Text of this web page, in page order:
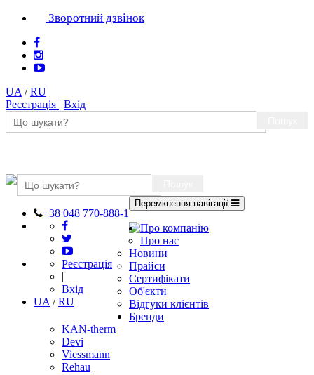
Зворотний дзвінок
UA /RU
Реєстрація | Вхід
+38 048 770-888-1
Реєстрація
|
Вхід
UA /RU
Перемкнення навігації
Про компанію
Про нас
Новини
Прайси
Сертифікати
Об'єкти
Відгуки клієнтів
Бренди
KAN-therm
Devi
Viessmann
Rehau